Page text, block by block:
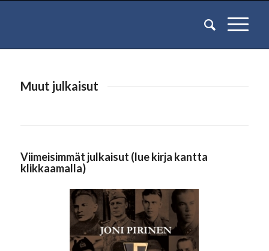
Muut julkaisut
Viimeisimmät julkaisut (lue kirja kantta
klikkaamalla)